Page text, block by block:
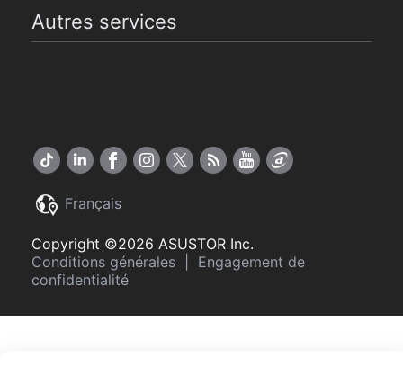
Autres services
Français
Copyright ©2026 ASUSTOR Inc.
Conditions générales
Engagement de
confidentialité